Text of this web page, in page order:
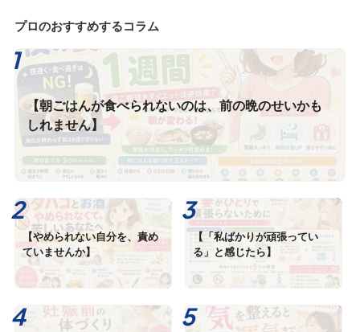
プロのおすすめするコラム
【朝ごはんが食べられないのは、前の晩のせいかも
しれません】
【やめられない自分を、責め
ていませんか】
【「私ばかりが頑張ってい
る」と感じたら】